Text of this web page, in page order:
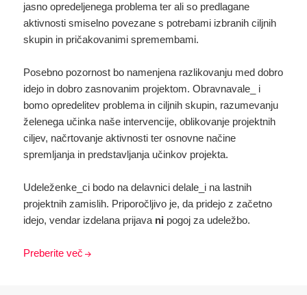
jasno opredeljenega problema ter ali so predlagane
aktivnosti smiselno povezane s potrebami izbranih ciljnih
skupin in pričakovanimi spremembami.
Posebno pozornost bo namenjena razlikovanju med dobro
idejo in dobro zasnovanim projektom. Obravnavale_ i
bomo opredelitev problema in ciljnih skupin, razumevanju
želenega učinka naše intervencije, oblikovanje projektnih
ciljev, načrtovanje aktivnosti ter osnovne načine
spremljanja in predstavljanja učinkov projekta.
Udeleženke_ci bodo na delavnici delale_i na lastnih
projektnih zamislih. Priporočljivo je, da pridejo z začetno
idejo, vendar izdelana prijava ni pogoj za udeležbo.
Preberite več